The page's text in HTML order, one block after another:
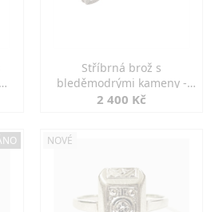
Stříbrná brož s
bleděmodrými kameny -
jemná elegance
2 400 Kč
NOVÉ